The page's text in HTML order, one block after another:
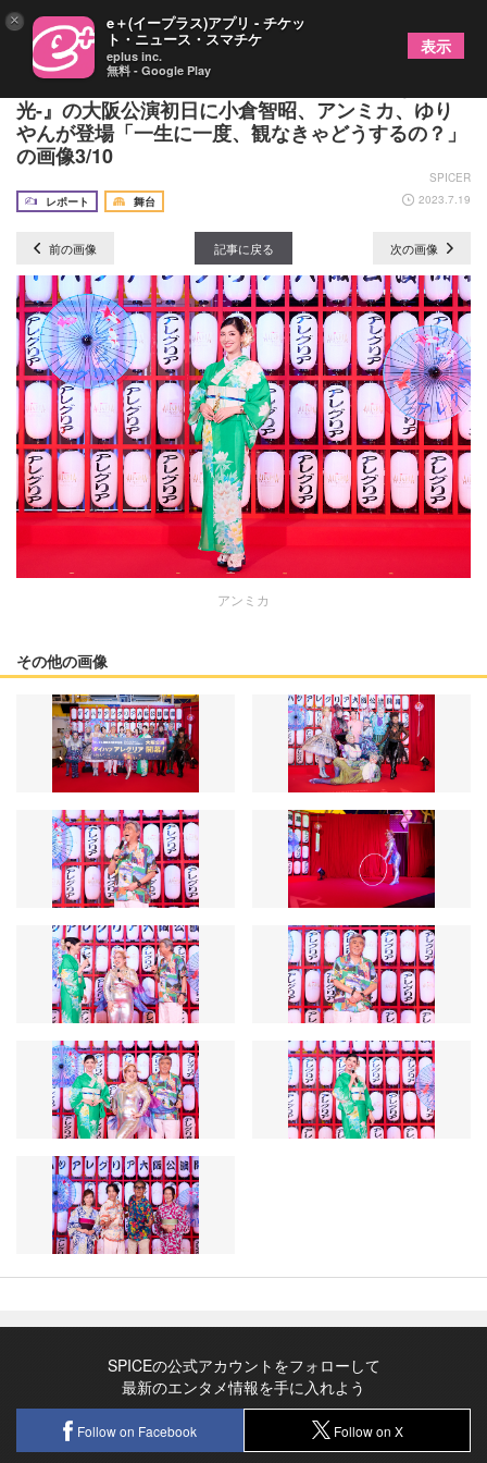
シルク・ドゥ・ソレイユ『アレグリア-新たなる
光-』の大阪公演初日に小倉智昭、アンミカ、ゆり
やんが登場「一生に一度、観なきゃどうするの？」
の画像3/10
SPICER
レポート
舞台 2023.7.19
前の画像 記事に戻る 次の画像
アンミカ
その他の画像
SPICEの公式アカウントをフォローして
最新のエンタメ情報を手に入れよう
Follow on Facebook Follow on X
× e＋(イープラス)アプリ - チケッ
ト・ニュース・スマチケ
eplus inc.
無料 - Google Play
表示